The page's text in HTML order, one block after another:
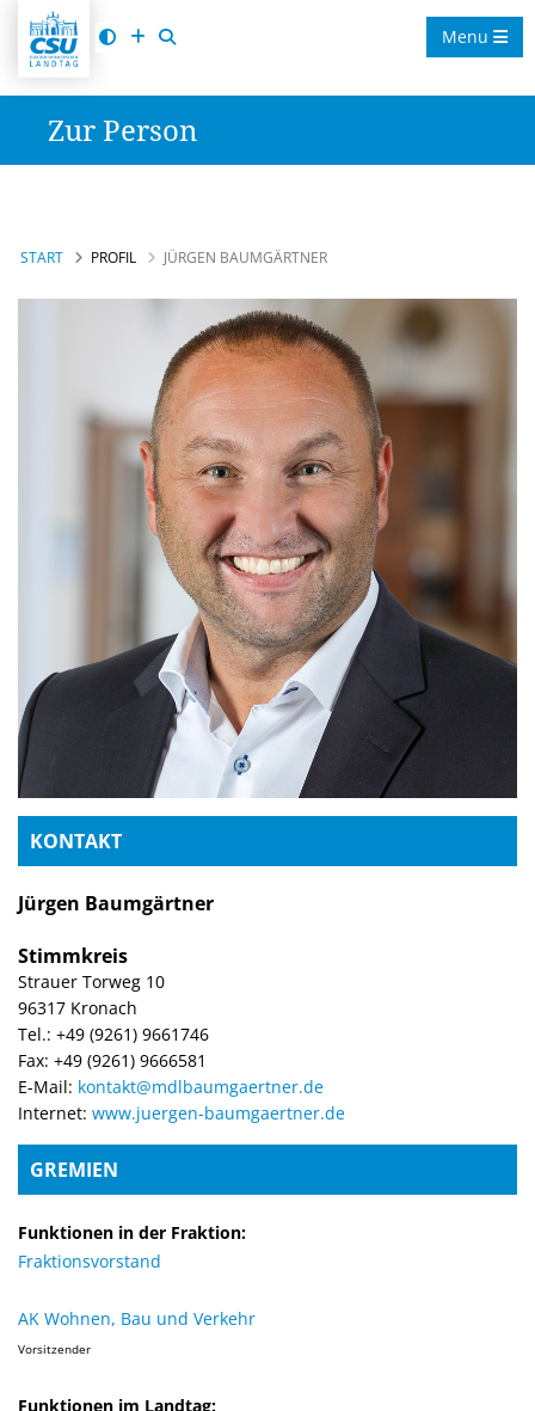
Menu
Zur Person
START PROFIL JÜRGEN BAUMGÄRTNER
KONTAKT
Jürgen Baumgärtner
Stimmkreis
Strauer Torweg 10
96317 Kronach
Tel.: +49 (9261) 9661746
Fax: +49 (9261) 9666581
E-Mail: kontakt@mdlbaumgaertner.de
Internet: www.juergen-baumgaertner.de
GREMIEN
Funktionen in der Fraktion:
Fraktionsvorstand
AK Wohnen, Bau und Verkehr
Vorsitzender
Funktionen im Landtag: